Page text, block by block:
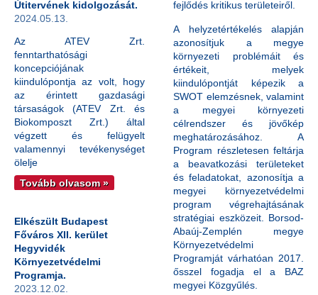
Útitervének kidolgozását.
2024.05.13.
Az ATEV Zrt.
fenntarthatósági
koncepciójának
kiindulópontja az volt, hogy
az érintett gazdasági
társaságok (ATEV Zrt. és
Biokomposzt Zrt.) által
végzett és felügyelt
valamennyi tevékenységet
ölelje
Tovább olvasom »
Elkészült Budapest
Főváros XII. kerület
Hegyvidék
Környezetvédelmi
Programja.
2023.12.02.
fejlődés kritikus területeiről.
A helyzetértékelés alapján
azonosítjuk a megye
környezeti problémáit és
értékeit, melyek
kiindulópontját képezik a
SWOT elemzésnek, valamint
a megyei környezeti
célrendszer és jövőkép
meghatározásához. A
Program részletesen feltárja
a beavatkozási területeket
és feladatokat, azonosítja a
megyei környezetvédelmi
program végrehajtásának
stratégiai eszközeit. Borsod-
Abaúj-Zemplén megye
Környezetvédelmi
Programját várhatóan 2017.
ősszel fogadja el a BAZ
megyei Közgyűlés.